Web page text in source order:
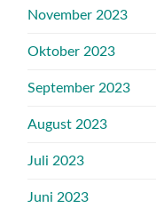
November 2023
Oktober 2023
September 2023
August 2023
Juli 2023
Juni 2023